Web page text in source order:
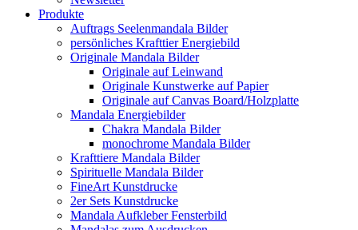
Produkte
Auftrags Seelenmandala Bilder
persönliches Krafttier Energiebild
Originale Mandala Bilder
Originale auf Leinwand
Originale Kunstwerke auf Papier
Originale auf Canvas Board/Holzplatte
Mandala Energiebilder
Chakra Mandala Bilder
monochrome Mandala Bilder
Krafttiere Mandala Bilder
Spirituelle Mandala Bilder
FineArt Kunstdrucke
2er Sets Kunstdrucke
Mandala Aufkleber Fensterbild